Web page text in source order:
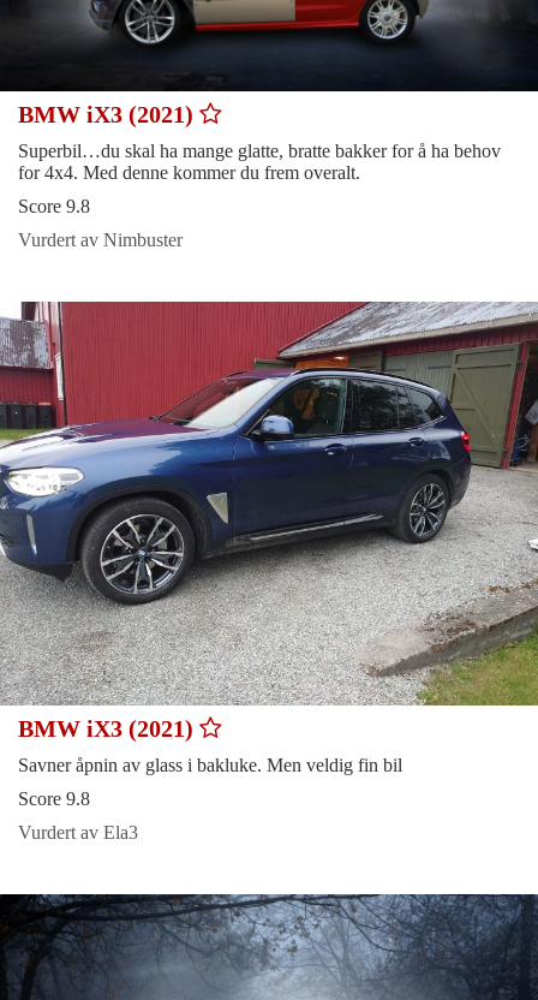
BMW iX3 (2021)
Superbil…du skal ha mange glatte, bratte bakker for å ha behov
for 4x4. Med denne kommer du frem overalt.
Score 9.8
Vurdert av Nimbuster
BMW iX3 (2021)
Savner åpnin av glass i bakluke. Men veldig fin bil
Score 9.8
Vurdert av Ela3